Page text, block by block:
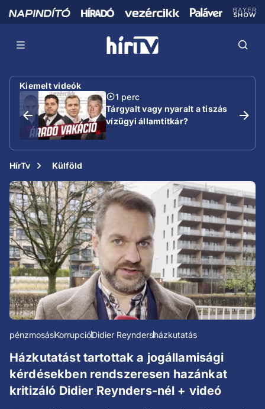
Kiemelt videók
1 perc
Tárgyalt vagy nyaralt a tiszás
vízügyi államtitkár?
HírTv Külföld
pénzmosásKorrupcióDidier Reyndersházkutatás
Házkutatást tartottak a jogállamisági
kérdésekben rendszeresen hazánkat
kritizáló Didier Reynders-nél + videó